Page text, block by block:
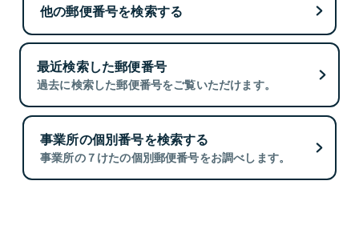
他の郵便番号を検索する
最近検索した郵便番号
過去に検索した郵便番号をご覧いただけます。
事業所の個別番号を検索する
事業所の７けたの個別郵便番号をお調べします。